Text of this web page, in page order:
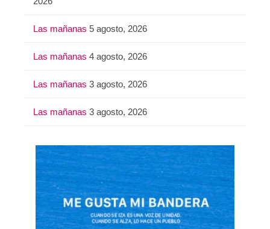
Las mañanas 5 agosto, 2026
Las mañanas 4 agosto, 2026
Las mañanas 3 agosto, 2026
Las mañanas 3 agosto, 2026